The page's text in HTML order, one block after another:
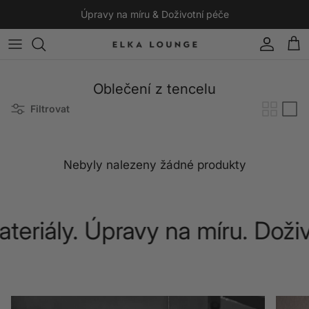
Přeskočit na obsah
Úpravy na míru & Doživotní péče
Účet
Oblečení z tencelu
Filtrovat
Nebyly nalezeny žádné produkty
Úpravy na míru.